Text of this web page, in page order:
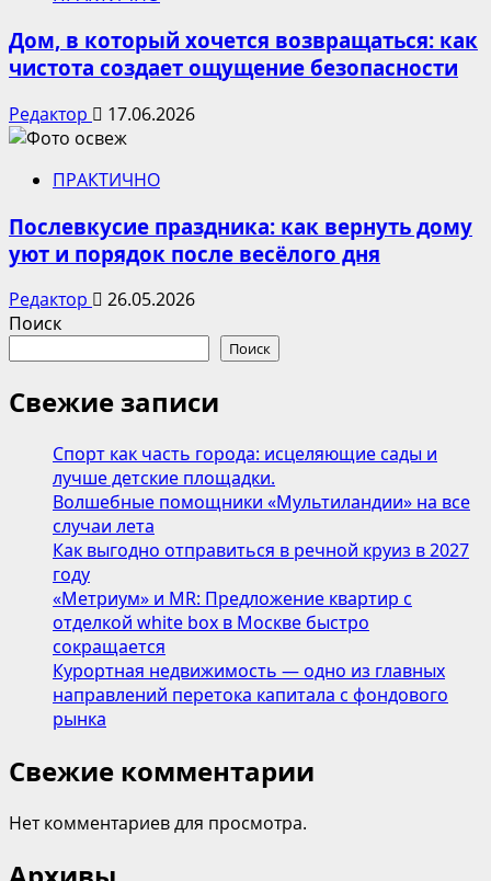
Дом, в который хочется возвращаться: как
чистота создает ощущение безопасности
Редактор 17.06.2026
ПРАКТИЧНО
Послевкусие праздника: как вернуть дому
уют и порядок после весёлого дня
Редактор
26.05.2026
Поиск
Поиск
Свежие записи
Спорт как часть города: исцеляющие сады и
лучше детские площадки.
Волшебные помощники «Мультиландии» на все
случаи лета
Как выгодно отправиться в речной круиз в 2027
году
«Метриум» и MR: Предложение квартир с
отделкой white box в Москве быстро
сокращается
Курортная недвижимость — одно из главных
направлений перетока капитала с фондового
рынка
Свежие комментарии
Нет комментариев для просмотра.